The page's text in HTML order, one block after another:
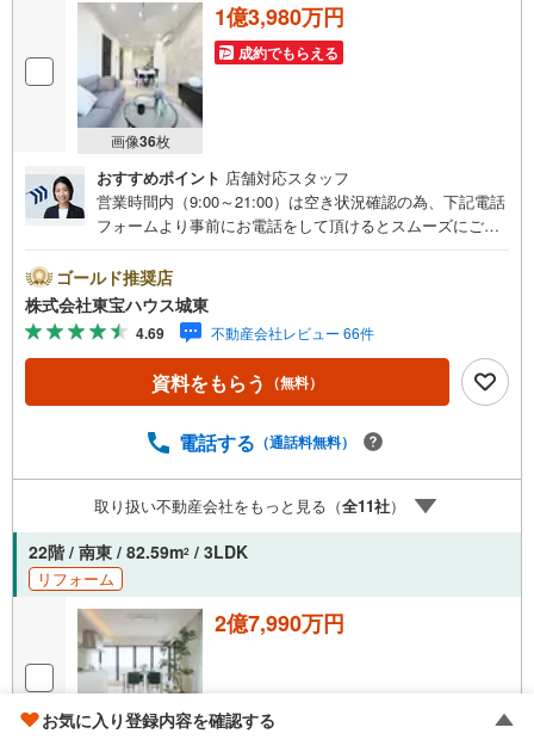
画像36枚
1億3,980万円
成約でもらえる
おすすめポイント 店舗対応スタッフ
営業時間内（9:00～21:00）は空き状況確認の為、下記電話
フォームより事前にお電話をして頂けるとスムーズにご案
カレンダーの作成▽ご購入後もお客様の人生のパートナー
として暮らしの「安心」を守り続けます。【Yahoo！ 不動
産キャンペーン対象店舗】当店で物件を成約するとPayPay
ボーナスライトがもらえる「Yahoo！ 不動産 物件ご成約キ
ャンペーン」の対象になります。「資料をもらう」「見学
予約をする」ボタンからお問い合わせください。※必ずYah
スライトは出金と譲渡はできません。ご案内・詳細な資料
（諸費用もOK）お気軽にお問い合わせください。
ゴールド推奨店
株式会社東宝ハウス城東
4.69 不動産会社レビュー 66件
資料をもらう （無料）
電話する （通話料無料）
取り扱い不動産会社をもっと見る（全11社）
22階 / 南東 / 82.59m2 / 3LDK
リフォーム
2億7,990万円
お気に入り登録内容を確認する